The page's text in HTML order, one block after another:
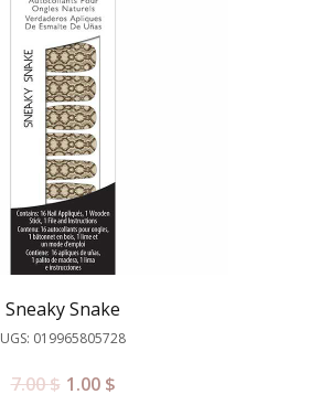
Sneaky Snake
UGS: 019965805728
7.00$ 1.00 $